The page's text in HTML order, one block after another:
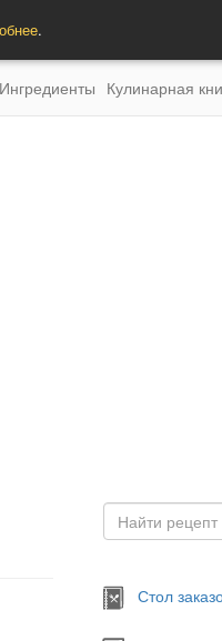
.
Ингредиенты Кулинарная
Стол